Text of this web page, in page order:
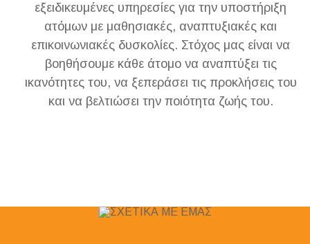
εξειδικευμένες υπηρεσίες για την υποστήριξη
ατόμων με μαθησιακές, αναπτυξιακές και
επικοινωνιακές δυσκολίες. Στόχος μας είναι να
βοηθήσουμε κάθε άτομο να αναπτύξει τις
ικανότητες του, να ξεπεράσει τις προκλήσεις του
και να βελτιώσει την ποιότητα ζωής του.